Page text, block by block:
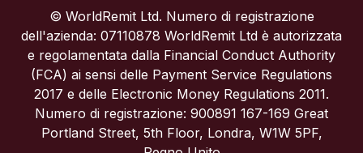
Regno Unito
Spagna
© WorldRemit Ltd. Numero di registrazione
dell'azienda: 07110878 WorldRemit Ltd è autorizzata
e regolamentata dalla Financial Conduct Authority
(FCA) ai sensi delle Payment Service Regulations
2017 e delle Electronic Money Regulations 2011.
Numero di registrazione: 900891 167-169 Great
Portland Street, 5th Floor, Londra, W1W 5PF,